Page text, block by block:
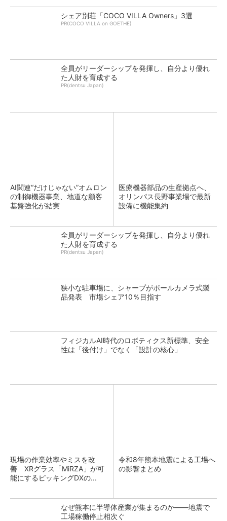
シェア別荘「COCO VILLA Owners」3選
PR(COCO VILLA on GOETHE)
全員がリーダーシップを発揮し、自分より優れ
た人財を育成する
PR(dentsu Japan)
AI関連“だけじゃない”オムロン
の制御機器事業、地道な顧客
基盤強化が結実
医療機器部品の生産拠点へ、
オリンパス長野事業場で最新
設備に機能集約
全員がリーダーシップを発揮し、自分より優れ
た人財を育成する
PR(dentsu Japan)
狭小な駐車場に、シャープがポールカメラ式製
品発表 市場シェア10％目指す
フィジカルAI時代のロボティクス新標準、安全
性は「後付け」でなく「設計の核心」
現場の作業効率やミスを改
善 XRグラス「MiRZA」が可
能にするピッキングDXの...
令和8年熊本地震による工場へ
の影響まとめ
なぜ熊本に半導体産業が集まるのか――地震で
工場稼働停止相次ぐ